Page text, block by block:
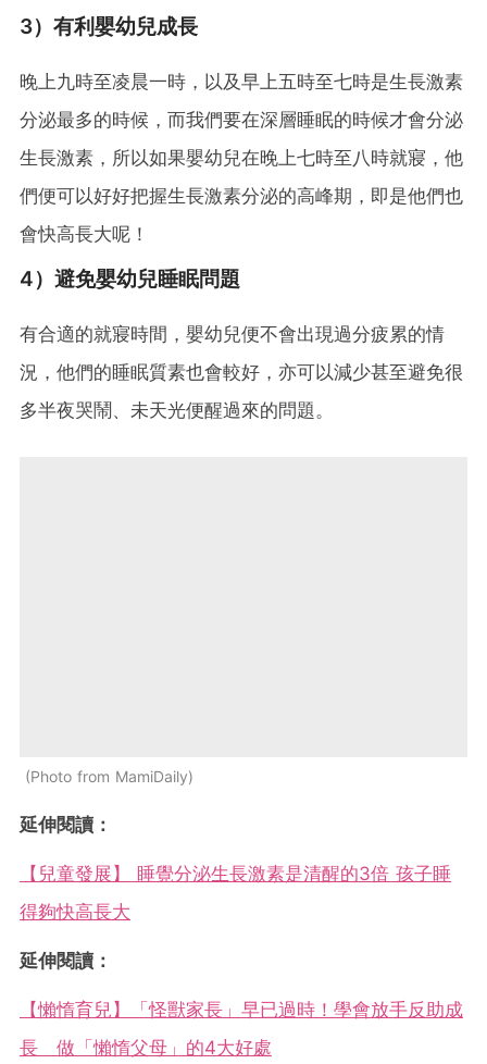
3）有利嬰幼兒成長
晚上九時至凌晨一時，以及早上五時至七時是生長激素
分泌最多的時候，而我們要在深層睡眠的時候才會分泌
生長激素，所以如果嬰幼兒在晚上七時至八時就寢，他
們便可以好好把握生長激素分泌的高峰期，即是他們也
會快高長大呢！
4）避免嬰幼兒睡眠問題
有合適的就寢時間，嬰幼兒便不會出現過分疲累的情
況，他們的睡眠質素也會較好，亦可以減少甚至避免很
多半夜哭鬧、未天光便醒過來的問題。
Photo from MamiDaily
延伸閱讀：
【兒童發展】 睡覺分泌生長激素是清醒的3倍 孩子睡
得夠快高長大
延伸閱讀：
【懶惰育兒】「怪獸家長」早已過時！學會放手反助成
長 做「懶惰父母」的4大好處